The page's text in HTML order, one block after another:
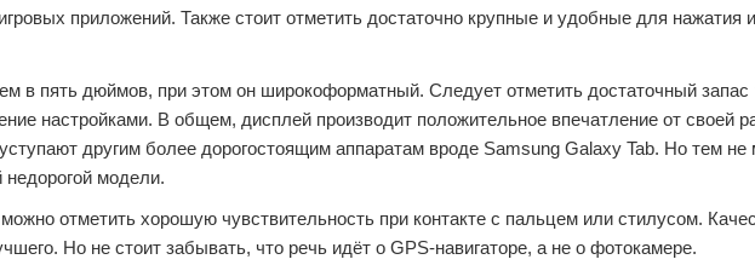
приложений. Также стоит отметить достаточно крупные и удобные для нажатия
в пять дюймов, при этом он широкоформатный. Следует отметить достаточный запас
настройками. В общем, дисплей производит положительное впечатление от своей
другим более дорогостоящим аппаратам вроде Samsung Galaxy Tab. Но тем не
недорогой модели.
отметить хорошую чувствительность при контакте с пальцем или стилусом.
Но не стоит забывать, что речь идёт о GPS-навигаторе, а не о фотокамере.